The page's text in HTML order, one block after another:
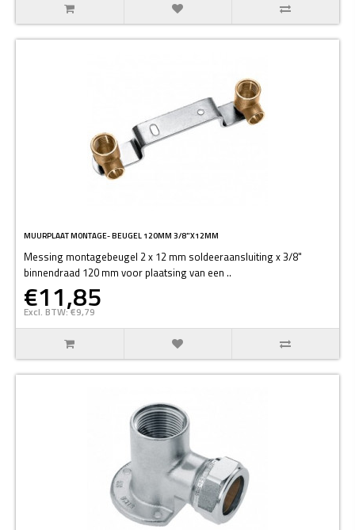
MUURPLAAT MONTAGE- BEUGEL 120MM 3/8"X12MM
Messing montagebeugel 2 x 12 mm soldeeraansluiting x 3/8"
binnendraad 120 mm voor plaatsing van een ..
€11,85
Excl. BTW: €9,79